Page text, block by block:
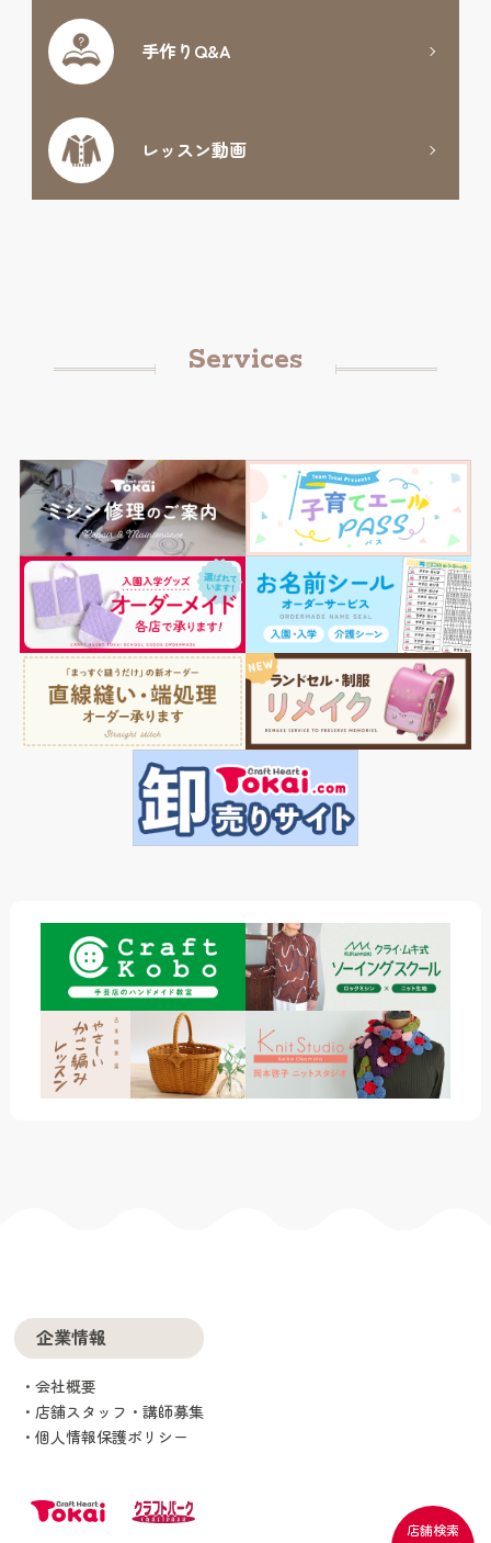
店舗検索
手作りQ&A
レッスン動画
Services
企業情報
会社概要
店舗スタッフ・講師募集
個人情報保護ポリシー